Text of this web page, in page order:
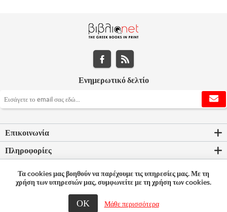
Ενημερωτικό δελτίο
Επικοινωνία
Πληροφορίες
Ο λογαριασμός μου
© 2026 Bookleader
Τα cookies μας βοηθούν να παρέχουμε τις υπηρεσίες μας. Με τη
χρήση των υπηρεσιών μας, συμφωνείτε με τη χρήση των cookies.
ΟΚ Μάθε περισσότερα